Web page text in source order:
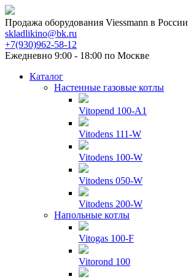
Продажа оборудования Viessmann в России
skladlikino@bk.ru
+7(930)962-58-12
Ежедневно 9:00 - 18:00 по Москве
Каталог
Настенные газовые котлы
Vitopend 100-A1
Vitodens 111-W
Vitodens 100-W
Vitodens 050-W
Vitodens 200-W
Напольные котлы
Vitogas 100-F
Vitorond 100